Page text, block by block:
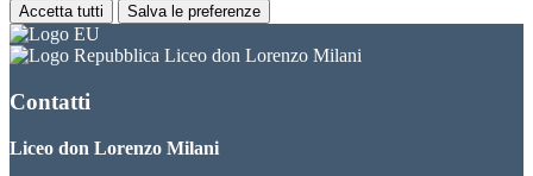
Accetta tutti Salva le preferenze
Liceo don Lorenzo Milani
Contatti
Liceo don Lorenzo Milani